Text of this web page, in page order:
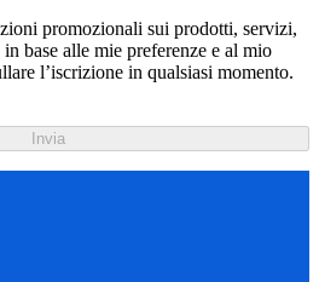
promozionali sui prodotti, servizi,
base alle mie preferenze e al mio
l’iscrizione in qualsiasi momento.
Invia